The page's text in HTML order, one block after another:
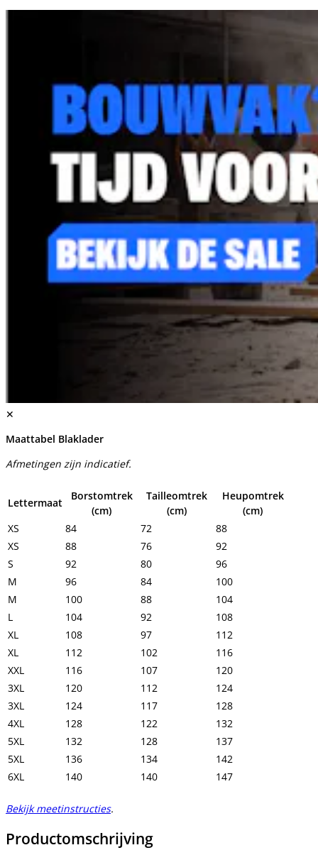
✕
Maattabel Blaklader
Afmetingen zijn indicatief.
Lettermaat
Borstomtrek
(cm)
Tailleomtrek
(cm)
Heupomtrek
(cm)
XS
84 72
88
XS
88 76
92
S
92 80
96
M
96 84
100
M
100 88
104
L
104 92
108
XL
108 97
112
XL
112 102
116
XXL
116 107
120
3XL
120 112
124
3XL
124 117
128
4XL
128 122
132
5XL
132 128
137
5XL
136 134
142
6XL
140 140 147
Bekijk meetinstructies.
Productomschrijving